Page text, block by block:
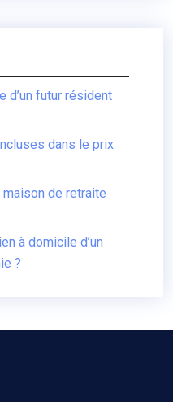
d’un futur résident
dans le prix
de retraite
à domicile d’un
?